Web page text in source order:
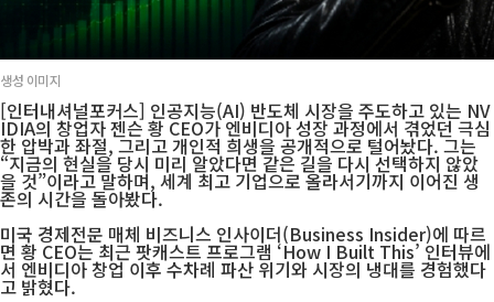
생성 이미지
[인터내셔널포커스] 인공지능(AI) 반도체 시장을 주도하고 있는 NV
IDIA의 창업자 젠슨 황 CEO가 엔비디아 성장 과정에서 겪었던 극심
한 압박과 좌절, 그리고 개인적 희생을 공개적으로 털어놨다. 그는
“지금의 현실을 당시 미리 알았다면 같은 길을 다시 선택하지 않았
을 것”이라고 말하며, 세계 최고 기업으로 올라서기까지 이어진 생
존의 시간을 돌아봤다.
미국 경제전문 매체 비즈니스 인사이더(Business Insider)에 따르
면 황 CEO는 최근 팟캐스트 프로그램 ‘How I Built This’ 인터뷰에
서 엔비디아 창업 이후 수차례 파산 위기와 시장의 냉대를 경험했다
고 밝혔다.